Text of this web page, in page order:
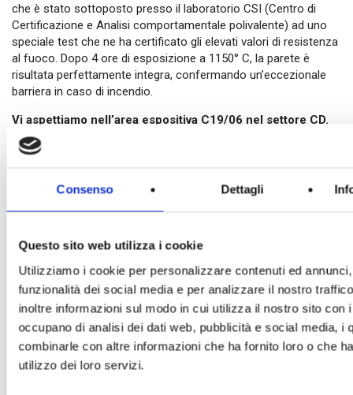
Consenso Dettagli
Questo sito web utilizza i cookie
Utilizziamo i cookie per personalizzare contenuti ed
funzionalità dei social media e per analizzare il nostro
inoltre informazioni sul modo in cui utilizza il nostro sito con
occupano di analisi dei dati web, pubblicità e social media, i
combinarle con altre informazioni che ha fornito loro o che
utilizzo dei loro servizi.
che è stato sottoposto presso il laboratorio CSI (Centro di
Certificazione e Analisi comportamentale polivalente) ad uno
speciale test che ne ha certificato gli elevati valori di resistenza
al fuoco. Dopo 4 ore di esposizione a 1150° C, la parete è
risultata perfettamente integra, confermando un’eccezionale
barriera in caso di incendio.
Vi aspettiamo nell’area espositiva C19/06 nel settore CD.